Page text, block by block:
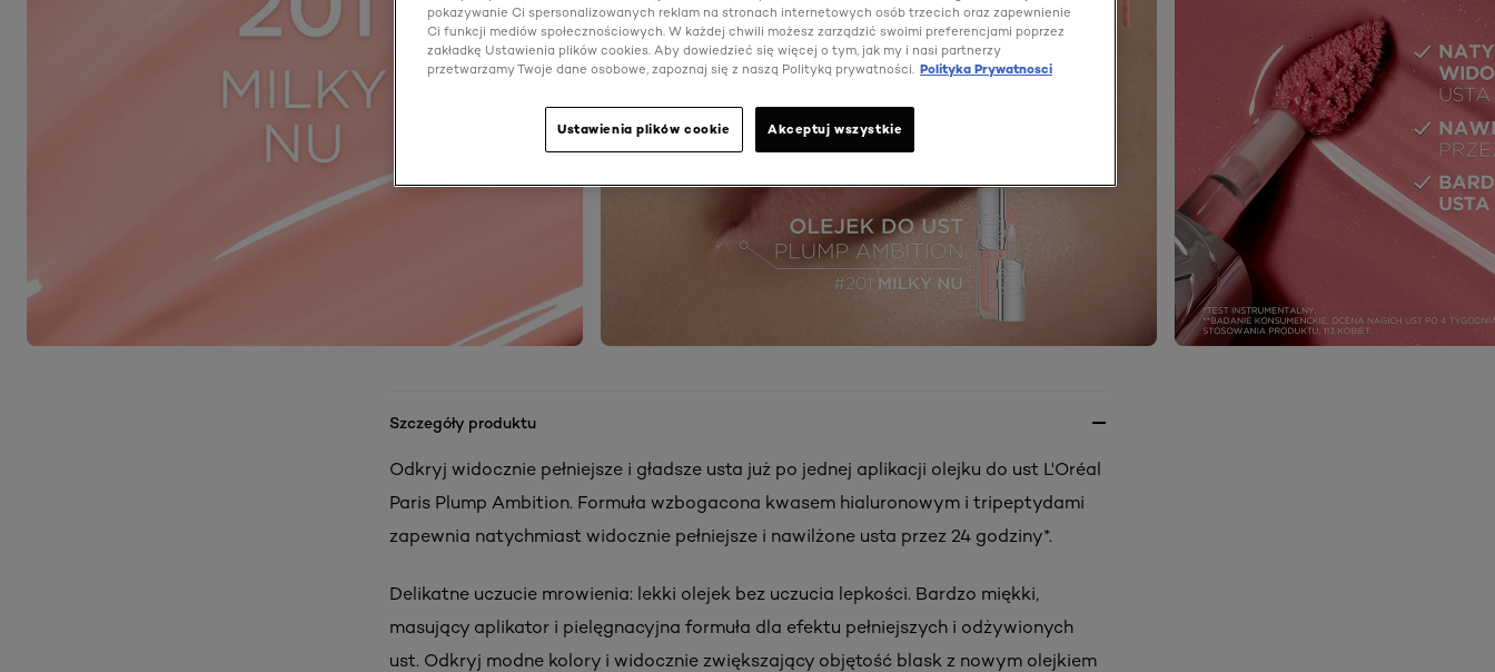
Szczegóły produktu
Odkryj widocznie pełniejsze i gładsze usta już po jednej aplikacji olejku do ust L'Oréal
Paris Plump Ambition. Formuła wzbogacona kwasem hialuronowym i tripeptydami
zapewnia natychmiast widocznie pełniejsze i nawilżone usta przez 24 godziny*.
Delikatne uczucie mrowienia: lekki olejek bez uczucia lepkości. Bardzo miękki,
masujący aplikator i pielęgnacyjna formuła dla efektu pełniejszych i odżywionych
ust. Odkryj modne kolory i widocznie zwiększający objętość blask z nowym olejkiem
pokazywanie Ci spersonalizowanych reklam na stronach internetowych osób trzecich oraz zapewnienie
Ci funkcji mediów społecznościowych. W każdej chwili możesz zarządzić swoimi preferencjami poprzez
zakładkę Ustawienia plików cookies. Aby dowiedzieć się więcej o tym, jak my i nasi partnerzy
przetwarzamy Twoje dane osobowe, zapoznaj się z naszą Polityką prywatności. Polityka Prywatnosci
Ustawienia plików cookie Akceptuj wszystkie